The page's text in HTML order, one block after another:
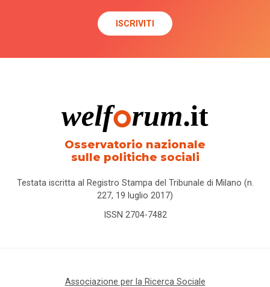
Osservatorio nazionale
sulle politiche sociali
Testata iscritta al Registro Stampa del Tribunale di Milano (n.
227, 19 luglio 2017)
ISSN 2704-7482
Associazione per la Ricerca Sociale